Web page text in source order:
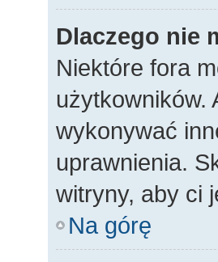
Dlaczego nie
Niektóre fora
użytkowników.
wykonywać
uprawnienia.
witryny, aby ci
Na górę